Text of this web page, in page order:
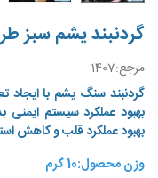
گردنبند یشم سبز
مرجع:1407
گردنبند سنگ یشم با ایجاد
بهبود عملکرد سیستم
بهبود عملکرد قلب و کاهش
وزن محصول:10 گرم